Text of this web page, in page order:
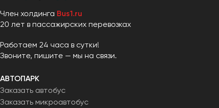
Член холдинга Bus1.ru
20 лет в пассажирских перевозках
Работаем 24 часа в сутки!
Звоните, пишите — мы на связи.
АВТОПАРК
Заказать автобус
Заказать микроавтобус